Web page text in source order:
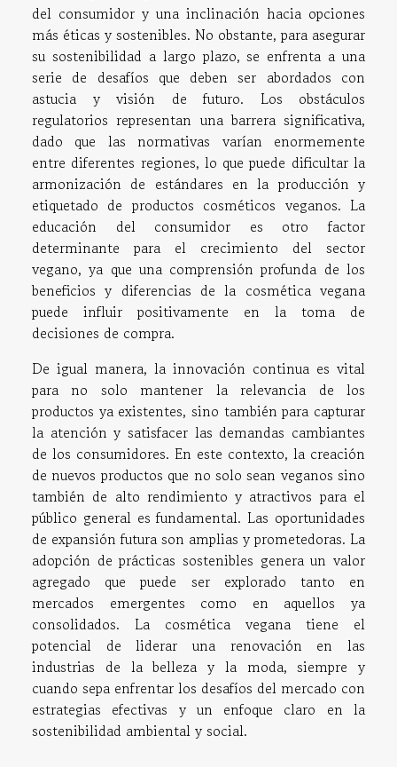
del consumidor y una inclinación hacia opciones
más éticas y sostenibles. No obstante, para asegurar
su sostenibilidad a largo plazo, se enfrenta a una
serie de desafíos que deben ser abordados con
astucia y visión de futuro. Los obstáculos
regulatorios representan una barrera significativa,
dado que las normativas varían enormemente
entre diferentes regiones, lo que puede dificultar la
armonización de estándares en la producción y
etiquetado de productos cosméticos veganos. La
educación del consumidor es otro factor
determinante para el crecimiento del sector
vegano, ya que una comprensión profunda de los
beneficios y diferencias de la cosmética vegana
puede influir positivamente en la toma de
decisiones de compra.
De igual manera, la innovación continua es vital
para no solo mantener la relevancia de los
productos ya existentes, sino también para capturar
la atención y satisfacer las demandas cambiantes
de los consumidores. En este contexto, la creación
de nuevos productos que no solo sean veganos sino
también de alto rendimiento y atractivos para el
público general es fundamental. Las oportunidades
de expansión futura son amplias y prometedoras. La
adopción de prácticas sostenibles genera un valor
agregado que puede ser explorado tanto en
mercados emergentes como en aquellos ya
consolidados. La cosmética vegana tiene el
potencial de liderar una renovación en las
industrias de la belleza y la moda, siempre y
cuando sepa enfrentar los desafíos del mercado con
estrategias efectivas y un enfoque claro en la
sostenibilidad ambiental y social.